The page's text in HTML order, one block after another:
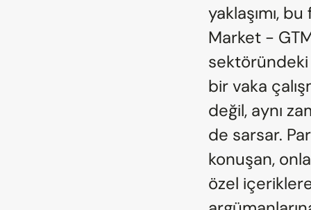
yaklaşımı,
Market -
bir vaka
değil, aynı
de sarsar.
konuşan,
özel